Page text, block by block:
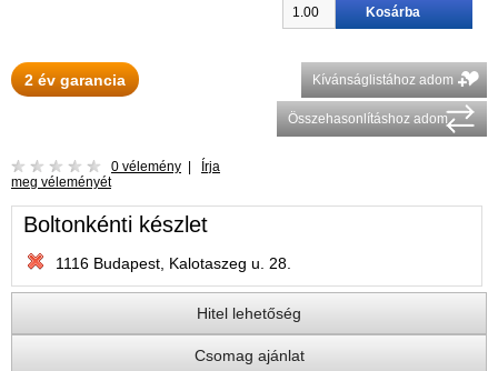
2 év garancia Kívánságlistához adom
Összehasonlításhoz adom
0 vélemény
Írja
meg véleményét
Boltonkénti készlet
1116 Budapest, Kalotaszeg u. 28.
Hitel lehetőség
Csomag ajánlat